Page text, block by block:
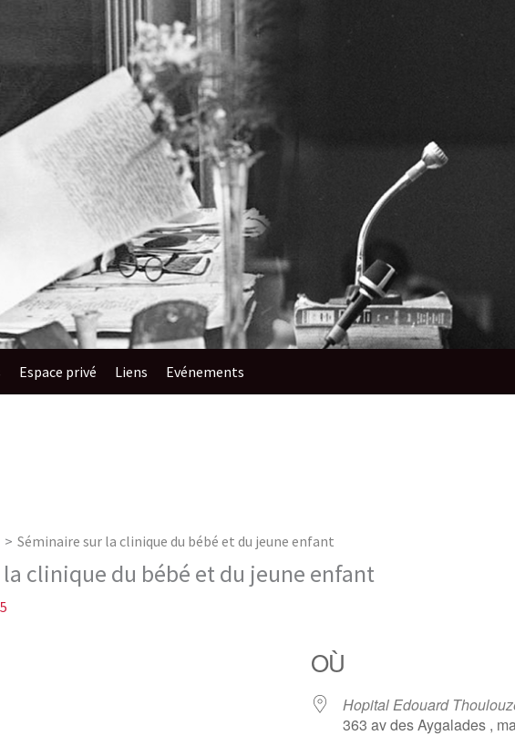
Espace privé Liens Evénements
Séminaire sur la clinique du bébé et du jeune enfant
clinique du bébé et du jeune enfant
OÙ
Hopital Edouard
363 av des Aygalades ,